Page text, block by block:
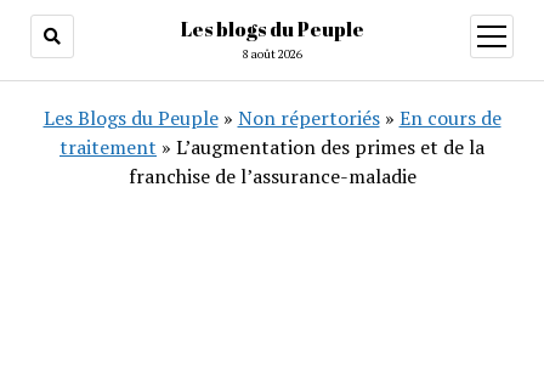
Les blogs du Peuple
8 août 2026
ouvrir
menu
Les Blogs du Peuple» Non répertoriés» En cours de
traitement » L’augmentation des primes et de la
franchise de l’assurance-maladie